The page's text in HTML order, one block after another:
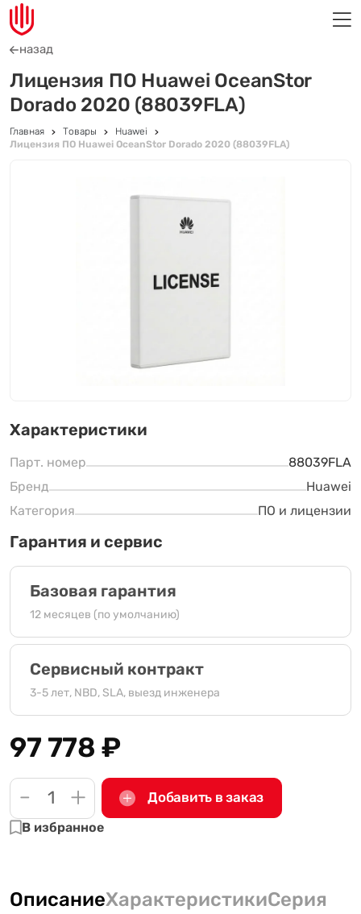
назад
Лицензия ПО Huawei OceanStor
Dorado 2020 (88039FLA)
Главная Товары
Huawei
Лицензия ПО Huawei OceanStor Dorado 2020 (88039FLA)
Характеристики
Парт. номер
88039FLA
Бренд
Huawei
Категория
ПО и лицензии
Гарантия и сервис
Базовая гарантия
12 месяцев (по умолчанию)
Сервисный контракт
3-5 лет, NBD, SLA, выезд инженера
97 778₽
- + Добавить в заказ
В избранное
ОписаниеХарактеристикиСерия